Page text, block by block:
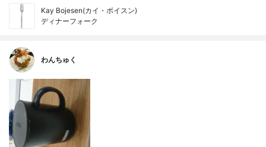
Kay Bojesen(カイ・ボイスン)
ディナーフォーク
わんちゅく